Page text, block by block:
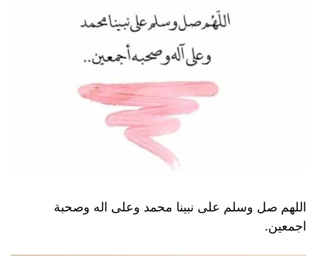
اللهم صل وسلم على نبينا محمد وعلى اله وصحبة
اجمعين.